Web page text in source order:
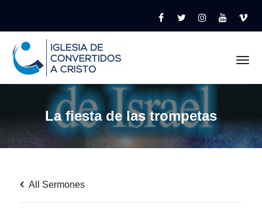
La fiesta de las trompetas
All Sermones